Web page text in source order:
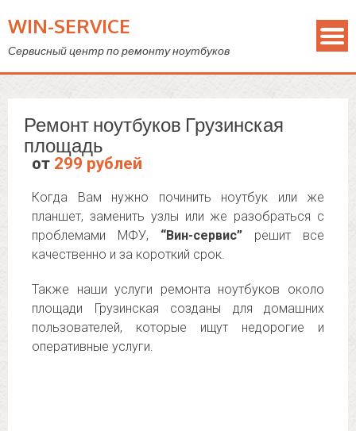
WIN-SERVICE
Сервисный центр по ремонту ноутбуков
Ремонт ноутбуков Грузинская
площадь
от 299 рублей
Когда Вам нужно починить ноутбук или же
планшет, заменить узлы или же разобраться с
проблемами МФУ, “Вин-сервис” решит все
качественно и за короткий срок.
Также наши услуги ремонта ноутбуков около
площади Грузинская созданы для домашних
пользователей, которые ищут недорогие и
оперативные услуги.